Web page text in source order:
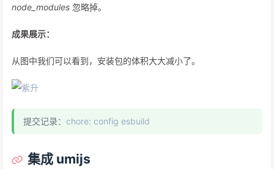
node_modules 忽略掉。
成果展示：
从图中我们可以看到，安装包的体积大大减小了。
提交记录： chore: config esbuild
集成 umijs